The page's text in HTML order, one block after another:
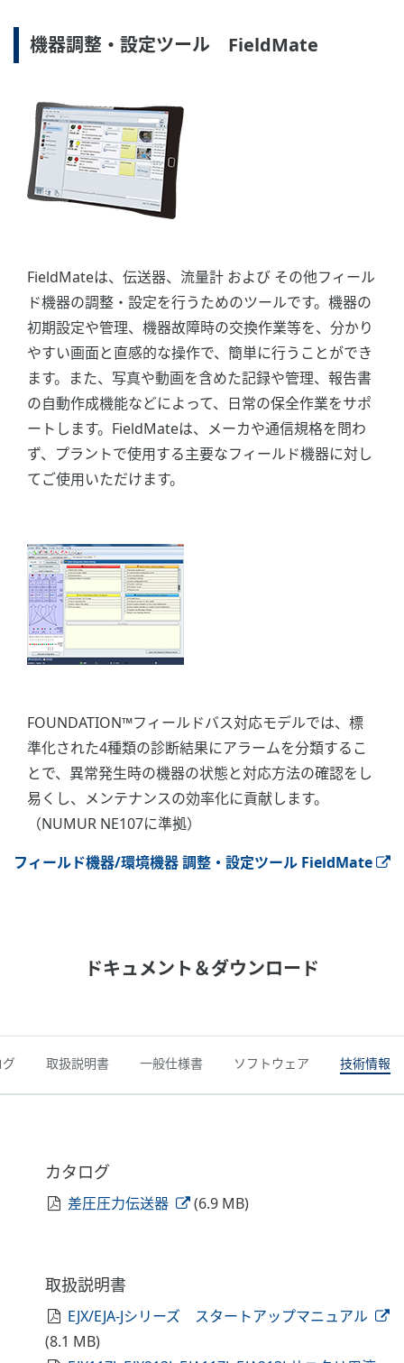
機器調整・設定ツール FieldMate
FieldMateは、伝送器、流量計 および その他フィール
ド機器の調整・設定を行うためのツールです。機器の
初期設定や管理、機器故障時の交換作業等を、分かり
やすい画面と直感的な操作で、簡単に行うことができ
ます。また、写真や動画を含めた記録や管理、報告書
の自動作成機能などによって、日常の保全作業をサポ
ートします。FieldMateは、メーカや通信規格を問わ
ず、プラントで使用する主要なフィールド機器に対し
てご使用いただけます。
FOUNDATION™フィールドバス対応モデルでは、標
準化された4種類の診断結果にアラームを分類するこ
とで、異常発生時の機器の状態と対応方法の確認をし
易くし、メンテナンスの効率化に貢献します。
（NUMUR NE107に準拠）
フィールド機器/環境機器 調整・設定ツール FieldMate
ドキュメント＆ダウンロード
取扱説明書 一般仕様書 ソフトウェア 技術情報
カタログ
差圧圧力伝送器 (6.9 MB)
取扱説明書
EJX/EJA-Jシリーズ スタートアップマニュアル
(8.1 MB)